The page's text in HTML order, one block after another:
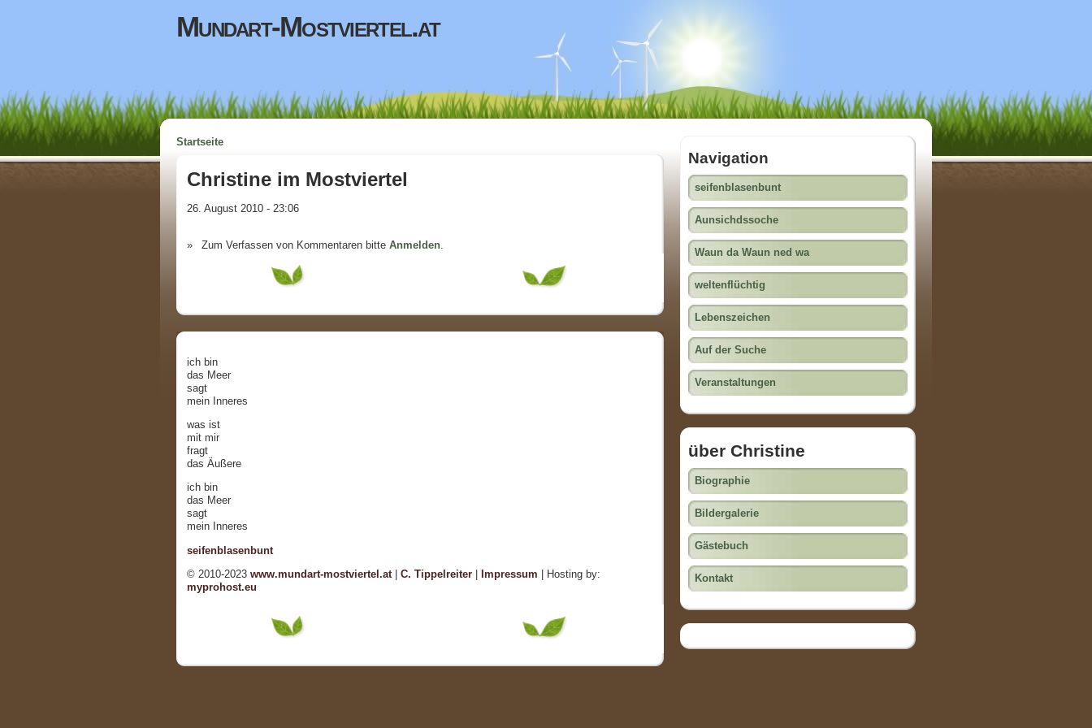
Mundart-Mostviertel.at
Sie sind hier
Startseite
Christine im Mostviertel
26. August 2010 - 23:06
» Zum Verfassen von Kommentaren bitte Anmelden.
ich bin
das Meer
sagt
mein Inneres
was ist
mit mir
fragt
das Äußere
ich bin
das Meer
sagt
mein Inneres
seifenblasenbunt
© 2010-2023 www.mundart-mostviertel.at C. Tippelreiter Impressum | Hosting by:
myprohost.eu
Navigation
Hauptmenü
seifenblasenbunt
Aunsichdssoche
Waun da Waun ned wa
weltenflüchtig
Lebenszeichen
Auf der Suche
Veranstaltungen
über Christine
Biographie
Bildergalerie
Gästebuch
Kontakt